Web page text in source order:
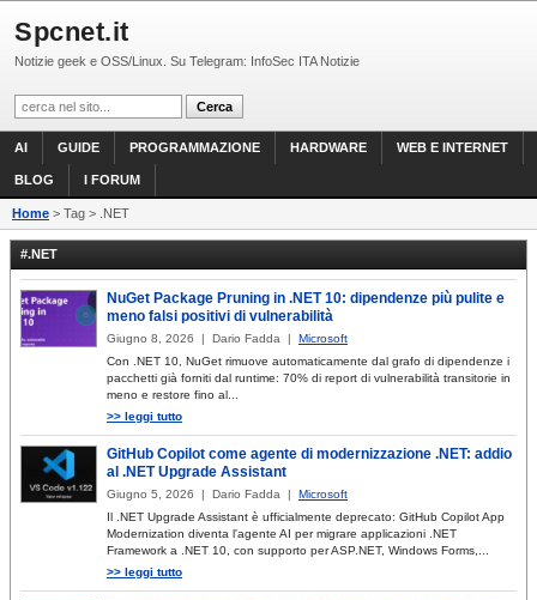
Spcnet.it
Notizie geek e OSS/Linux. Su Telegram: InfoSec ITA Notizie
AI GUIDE PROGRAMMAZIONE HARDWARE WEB E INTERNET
BLOG I FORUM
Home > Tag > .NET
#.NET
NuGet Package Pruning in .NET 10: dipendenze più pulite e
meno falsi positivi di vulnerabilità
Giugno 8, 2026 | Dario Fadda | Microsoft
Con .NET 10, NuGet rimuove automaticamente dal grafo di dipendenze i
pacchetti già forniti dal runtime: 70% di report di vulnerabilità transitorie in
meno e restore fino al...
>> leggi tutto
GitHub Copilot come agente di modernizzazione .NET: addio
al .NET Upgrade Assistant
Giugno 5, 2026 | Dario Fadda | Microsoft
Il .NET Upgrade Assistant è ufficialmente deprecato: GitHub Copilot App
Modernization diventa l'agente AI per migrare applicazioni .NET
Framework a .NET 10, con supporto per ASP.NET, Windows Forms,...
>> leggi tutto